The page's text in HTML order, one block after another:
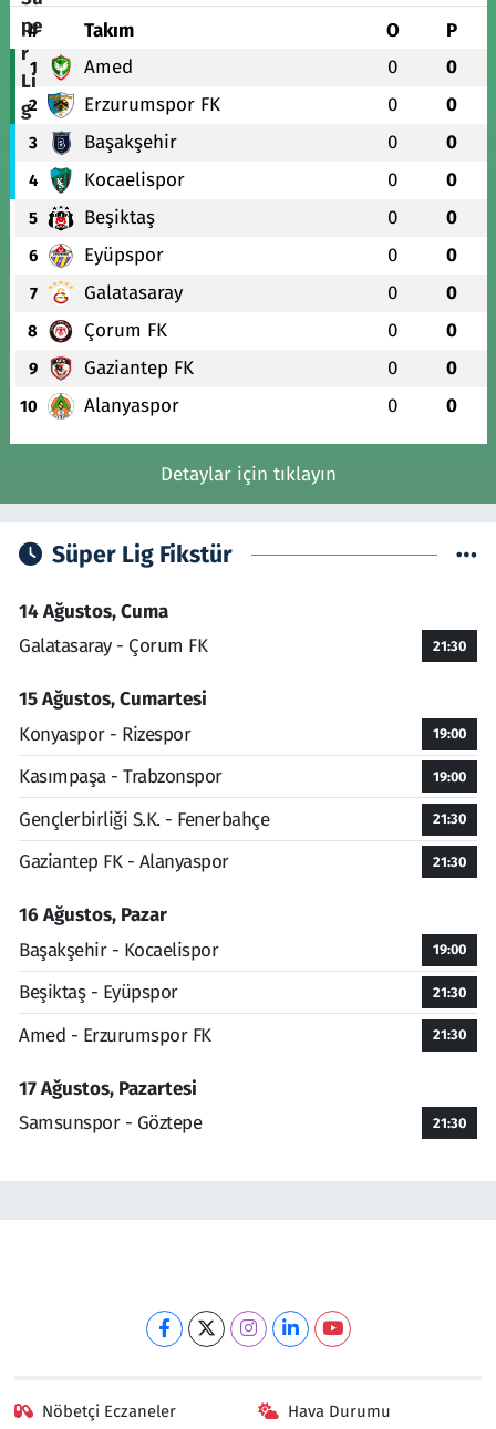
# Takım O P
1 Amed 0 0
2 Erzurumspor FK 0 0
3 Başakşehir 0 0
4 Kocaelispor 0 0
5 Beşiktaş 0 0
6 Eyüpspor 0 0
7 Galatasaray 0 0
8 Çorum FK 0 0
9 Gaziantep FK 0 0
10 Alanyaspor 0 0
Detaylar için tıklayın
Süper Lig Fikstür
14 Ağustos, Cuma
Galatasaray - Çorum FK
21:30
15 Ağustos, Cumartesi
Konyaspor - Rizespor
19:00
Kasımpaşa - Trabzonspor 19:00
Gençlerbirliği S.K. - Fenerbahçe 21:30
Gaziantep FK - Alanyaspor 21:30
16 Ağustos, Pazar
Başakşehir - Kocaelispor
19:00
Beşiktaş - Eyüpspor 21:30
Amed - Erzurumspor FK 21:30
17 Ağustos, Pazartesi
Samsunspor - Göztepe
21:30
Nöbetçi Eczaneler Hava Durumu